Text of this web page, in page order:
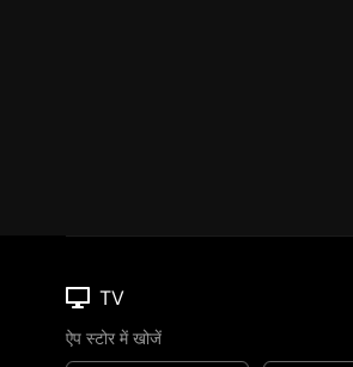
TV
ऐप स्टोर में खोजें